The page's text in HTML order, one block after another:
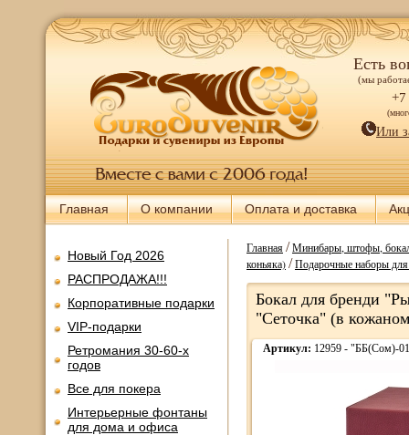
Есть
(мы
+7
Или
Главная О компании Оплата и доставка
Новый Год 2026
РАСПРОДАЖА!!!
Корпоративные подарки
VIP-подарки
Ретромания 30-60-х
годов
Все для покера
Интерьерные фонтаны
для дома и офиса
Главная/Минибары, штофы,
коньяка)/Подарочные наборы для
Бокал для бренди
"Сеточка" (в
Артикул: 12959 - "ББ(Сом)-